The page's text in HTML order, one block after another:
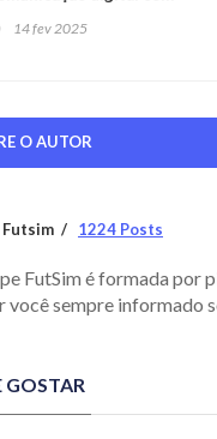
14 fev 2025
O AUTOR
Futsim 1224 Posts
FutSim é formada por
você sempre informado
GOSTAR